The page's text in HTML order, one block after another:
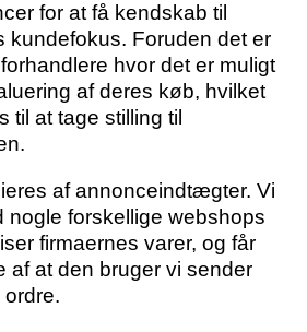
for at få kendskab til
kundefokus. Foruden det er
hvor det er muligt
af deres køb, hvilket
til at tage stilling til
af annonceindtægter. Vi
nogle forskellige webshops
firmaernes varer, og får
af at den bruger vi sender